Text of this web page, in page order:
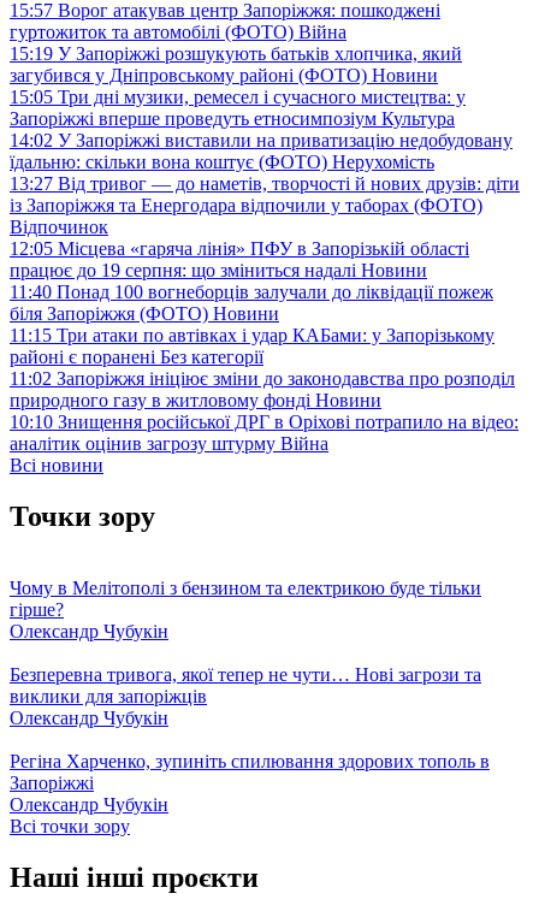
15:57 Ворог атакував центр Запоріжжя: пошкоджені
гуртожиток та автомобілі (ФОТО) Війна
15:19 У Запоріжжі розшукують батьків хлопчика, який
загубився у Дніпровському районі (ФОТО) Новини
15:05 Три дні музики, ремесел і сучасного мистецтва: у
Запоріжжі вперше проведуть етносимпозіум Культура
14:02 У Запоріжжі виставили на приватизацію недобудовану
їдальню: скільки вона коштує (ФОТО) Нерухомість
13:27 Від тривог — до наметів, творчості й нових друзів: діти
із Запоріжжя та Енергодара відпочили у таборах (ФОТО)
Відпочинок
12:05 Місцева «гаряча лінія» ПФУ в Запорізькій області
працює до 19 серпня: що зміниться надалі Новини
11:40 Понад 100 вогнеборців залучали до ліквідації пожеж
біля Запоріжжя (ФОТО) Новини
11:15 Три атаки по автівках і удар КАБами: у Запорізькому
районі є поранені Без категорії
11:02 Запоріжжя ініціює зміни до законодавства про розподіл
природного газу в житловому фонді Новини
10:10 Знищення російської ДРГ в Оріхові потрапило на відео:
аналітик оцінив загрозу штурму Війна
Всі новини
Точки зору
Чому в Мелітополі з бензином та електрикою буде тільки
гірше?
Олександр Чубукін
Безперевна тривога, якої тепер не чути… Нові загрози та
виклики для запоріжців
Олександр Чубукін
Регіна Харченко, зупиніть спилювання здорових тополь в
Запоріжжі
Олександр Чубукін
Всі точки зору
Наші інші проєкти